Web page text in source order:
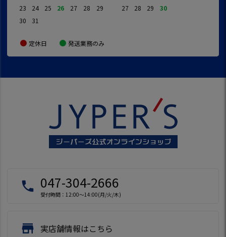
23
24 25 26 27 28
29
30
31
27
28 29 30
定休日 発送業務のみ
local_phone 047-304-2666
受付時間：12:00～14:00(月/火/木)
store 実店舗情報はこちら